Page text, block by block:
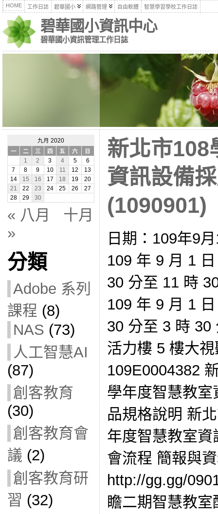
HOME 工作日誌 碧華國小 網路管理 自由軟體 智慧學習學校工作日誌
碧華國小資訊中心
碧華國小資訊管理工作日誌
九月 2020
一
二 三 四 五 六
日
1
2 3 4 5
6
7
8 9 10 11 12
13
14
15 16 17 18 19
20
21
22 23 24 25 26
27
28
29 30
« 八月
十月
»
分類
Adobe 系列
課程 (8)
NAS (73)
人工智慧AI
(87)
創客教育
(30)
創客教育會
議 (2)
創客教育研
習 (32)
新北市108
資訊設備
(1090901)
日期：109年9
109 年 9 月 1
30 分至 11 時
109 年 9 月 1
30 分至 3 時 30
活力樓 5 樓大
109E0004382
學年度智慧教
品規格說明 新
年度智慧教室
會流程 簡報與
http://gg.gg/
瞻二期智慧教